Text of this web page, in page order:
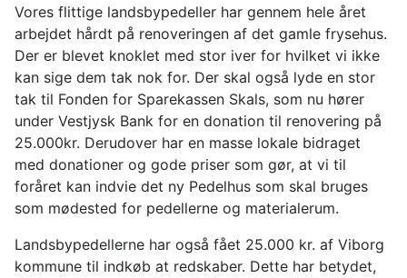
Vores flittige landsbypedeller har gennem hele året
arbejdet hårdt på renoveringen af det gamle frysehus.
Der er blevet knoklet med stor iver for hvilket vi ikke
kan sige dem tak nok for. Der skal også lyde en stor
tak til Fonden for Sparekassen Skals, som nu hører
under Vestjysk Bank for en donation til renovering på
25.000kr. Derudover har en masse lokale bidraget
med donationer og gode priser som gør, at vi til
foråret kan indvie det ny Pedelhus som skal bruges
som mødested for pedellerne og materialerum.
Landsbypedellerne har også fået 25.000 kr. af Viborg
kommune til indkøb at redskaber. Dette har betydet,